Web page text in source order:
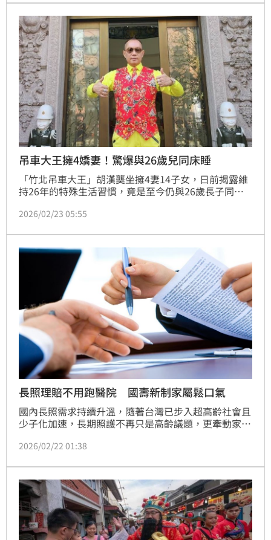
肉內臟處理區宰殺運輸途中死亡的「斃死豬」，並稱現
場環境髒亂、以自來水灌入胸腔，引發社會對食安高度
關注。對此，雅勝公司第一時間嚴正聲明，痛斥相關指
控全屬子
吊車大王擁4嬌妻！驚爆與26歲兒同床睡
「竹北吊車大王」胡漢龑坐擁4妻14子女，日前揭露維
持26年的特殊生活習慣，竟是至今仍與26歲長子同床
眠作息延續至今，更笑稱兒子需待成家立業才能獨立就
業流程」，強調會先與妻子獨處後再返回長子身邊。談
及未來徵媳條件，他僅要求女方「脾氣好」，以保護個
性溫順的長子，並對長子未來交友外宿展現開明態度，
此番言論再度讓這位話題人物成為焦點。
2026/02/23 05:55
長照理賠不用跑醫院 國壽新制家屬鬆口氣
國內長照需求持續升溫，隨著台灣已步入超高齡社會且
少子化加速，長期照護不再只是高齡議題，更牽動家庭
負擔，國泰人壽宣布新增「長期照顧（長期看護）保險
批註條款），對於已連續給付4年長期照顧分期給付的
保戶，自第5年起僅需檢具生存文件與保險金申請書即
可申請理賠，免再開立診斷證明，適用35張提供長照分
期給付理賠商品，為業界最多，且適用範圍溯及既往，
新舊保戶均無需額外申請即可直接適用，協助保戶輕鬆
完成理賠。
2026/02/22 01:38